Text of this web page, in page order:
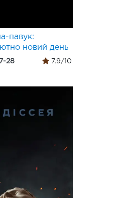
павук:
новий день
28 7.9/10